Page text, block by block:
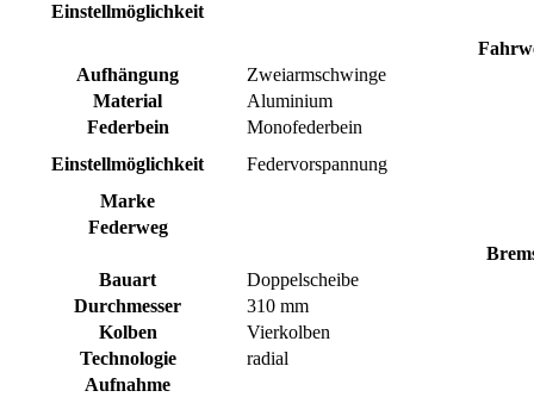
Einstellmöglichkeit
Aufhängung
Zweiarmschwinge
Material
Aluminium
Federbein
Monofederbein
Einstellmöglichkeit
Federvorspannung
Marke
Federweg
Bauart
Doppelscheibe
Durchmesser
310 mm
Kolben
Vierkolben
Technologie
radial
Aufnahme